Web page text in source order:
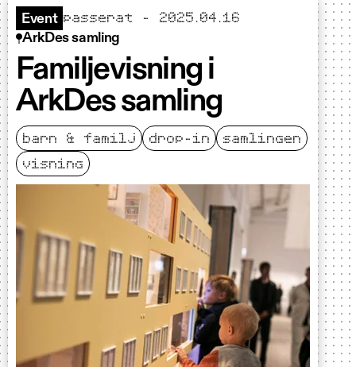
Event passerat – 2025.04.16
ArkDes samling
Familjevisning i
ArkDes samling
barn & familj drop-in
samlingen
visning